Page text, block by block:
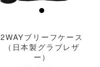
2WAYブリーフケース
（日本製グラブレザ
ー）